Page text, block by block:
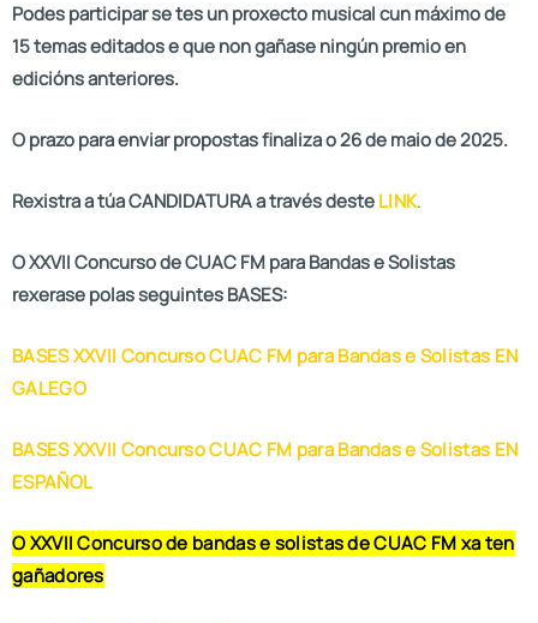
Podes participar se tes un proxecto musical cun máximo de
15 temas editados e que non gañase ningún premio en
edicións anteriores.
O prazo para enviar propostas finaliza o 26 de maio de 2025.
Rexistra a túa CANDIDATURA a través desteLINK.
O XXVII Concurso de CUAC FM para Bandas e Solistas
rexerase polas seguintes BASES:
BASES XXVII Concurso CUAC FM para Bandas e Solistas EN
GALEGO
BASES XXVII Concurso CUAC FM para Bandas e Solistas EN
ESPAÑOL
O XXVII Concurso de bandas e solistas de CUAC FM xa ten
gañadores